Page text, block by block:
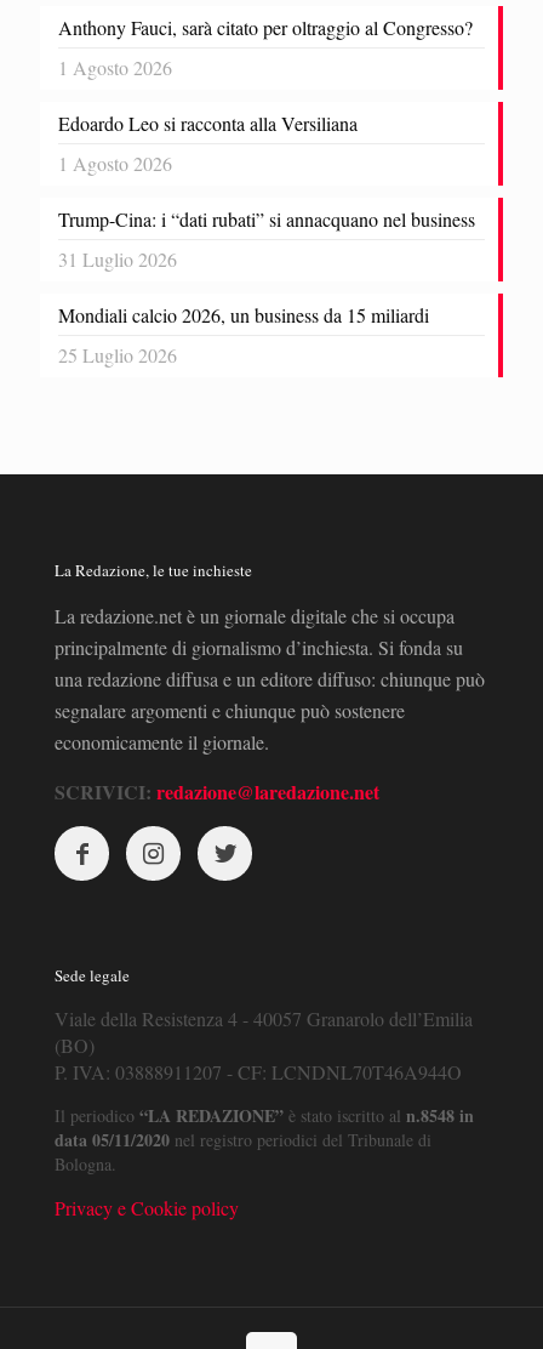
Anthony Fauci, sarà citato per oltraggio al Congresso?
1 Agosto 2026
Edoardo Leo si racconta alla Versiliana
1 Agosto 2026
Trump-Cina: i “dati rubati” si annacquano nel business
31 Luglio 2026
Mondiali calcio 2026, un business da 15 miliardi
25 Luglio 2026
La Redazione, le tue inchieste
La redazione.net è un giornale digitale che si occupa
principalmente di giornalismo d’inchiesta. Si fonda su
una redazione diffusa e un editore diffuso: chiunque può
segnalare argomenti e chiunque può sostenere
economicamente il giornale.
SCRIVICI: redazione@laredazione.net
Sede legale
Viale della Resistenza 4 - 40057 Granarolo dell’Emilia
(BO)
P. IVA: 03888911207 - CF: LCNDNL70T46A944O
Il periodico “LA REDAZIONE” è stato iscritto al n.8548 in
data 05/11/2020 nel registro periodici del Tribunale di
Bologna.
Privacy e Cookie policy